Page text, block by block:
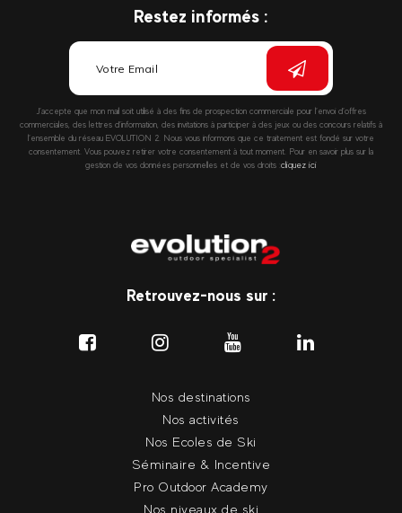
Restez informés :
J’accepte que mon mail soit utilisé à des fins de prospection commerciale pour l’envoi d’offres
commerciales, des lettres d’information, des invitations à participer à des jeux ou des concours relatifs à
l’ensemble du réseau EVOLUTION 2. Nous vous informons que ce traitement est fondé sur votre
consentement. Vous pouvez retirer votre consentement à tout moment. Pour en savoir plus sur la
gestion de vos données personnelles et de vos droits :cliquez ici
Retrouvez-nous sur :
Nos destinations
Nos activités
Nos Ecoles de Ski
Séminaire & Incentive
Pro Outdoor Academy
Nos niveaux de ski